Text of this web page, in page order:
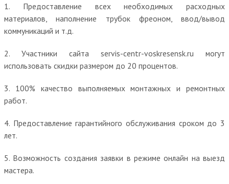
1. Предоставление всех необходимых расходных
материалов, наполнение трубок фреоном, ввод/вывод
коммуникаций и т.д.
2. Участники сайта servis-centr-voskresensk.ru могут
использовать скидки размером до 20 процентов.
3. 100% качество выполняемых монтажных и ремонтных
работ.
4. Предоставление гарантийного обслуживания сроком до 3
лет.
5. Возможность создания заявки в режиме онлайн на выезд
мастера.